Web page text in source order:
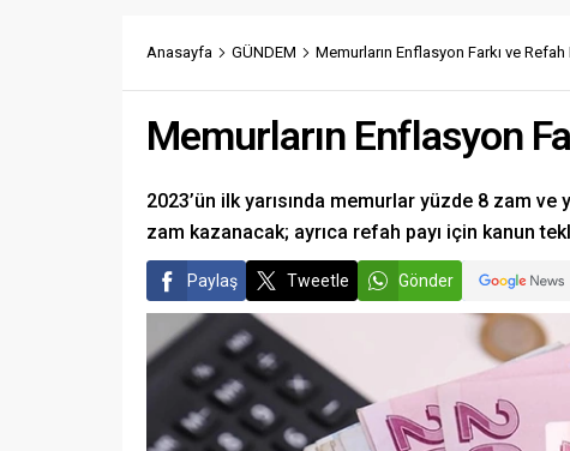
Anasayfa GÜNDEM Memurların Enflasyon Farkı ve Refah
Memurların Enflasyon
2023’ün ilk yarısında memurlar yüzde 8 zam
zam kazanacak; ayrıca refah payı için kanun
Paylaş Tweetle Gönder